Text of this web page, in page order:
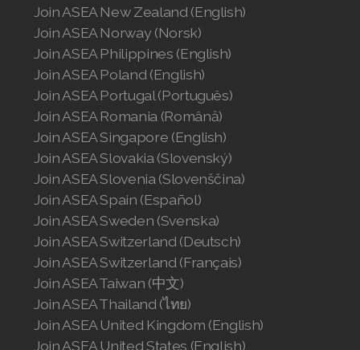
Join ASEA New Zealand (English)
Join ASEA Norway (Norsk)
Join ASEA Philippines (English)
Join ASEA Poland (English)
Join ASEA Portugal (Português)
Join ASEA Romania (Română)
Join ASEA Singapore (English)
Join ASEA Slovakia (Slovenský)
Join ASEA Slovenia (Slovenščina)
Join ASEA Spain (Español)
Join ASEA Sweden (Svenska)
Join ASEA Switzerland (Deutsch)
Join ASEA Switzerland (Français)
Join ASEA Taiwan (中文)
Join ASEA Thailand (ไทย)
Join ASEA United Kingdom (English)
Join ASEA United States (English)